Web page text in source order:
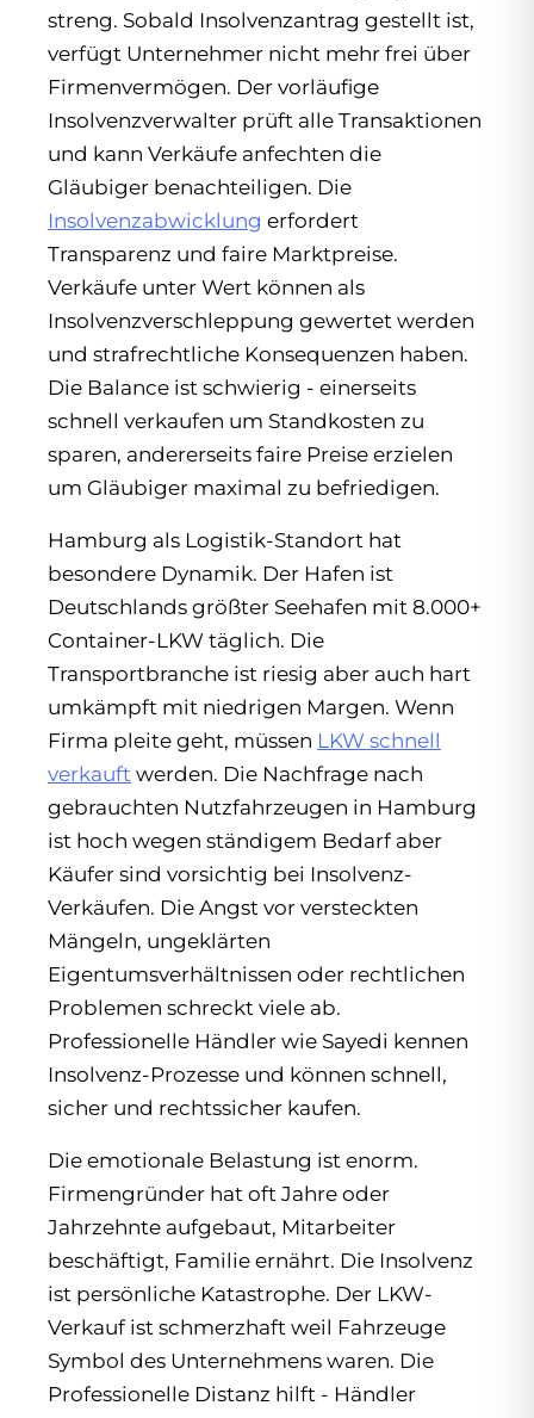
streng. Sobald Insolvenzantrag gestellt ist,
verfügt Unternehmer nicht mehr frei über
Firmenvermögen. Der vorläufige
Insolvenzverwalter prüft alle Transaktionen
und kann Verkäufe anfechten die
Gläubiger benachteiligen. Die
Insolvenzabwicklung erfordert
Transparenz und faire Marktpreise.
Verkäufe unter Wert können als
Insolvenzverschleppung gewertet werden
und strafrechtliche Konsequenzen haben.
Die Balance ist schwierig - einerseits
schnell verkaufen um Standkosten zu
sparen, andererseits faire Preise erzielen
um Gläubiger maximal zu befriedigen.
Hamburg als Logistik-Standort hat
besondere Dynamik. Der Hafen ist
Deutschlands größter Seehafen mit 8.000+
Container-LKW täglich. Die
Transportbranche ist riesig aber auch hart
umkämpft mit niedrigen Margen. Wenn
Firma pleite geht, müssen LKW schnell
verkauft werden. Die Nachfrage nach
gebrauchten Nutzfahrzeugen in Hamburg
ist hoch wegen ständigem Bedarf aber
Käufer sind vorsichtig bei Insolvenz-
Verkäufen. Die Angst vor versteckten
Mängeln, ungeklärten
Eigentumsverhältnissen oder rechtlichen
Problemen schreckt viele ab.
Professionelle Händler wie Sayedi kennen
Insolvenz-Prozesse und können schnell,
sicher und rechtssicher kaufen.
Die emotionale Belastung ist enorm.
Firmengründer hat oft Jahre oder
Jahrzehnte aufgebaut, Mitarbeiter
beschäftigt, Familie ernährt. Die Insolvenz
ist persönliche Katastrophe. Der LKW-
Verkauf ist schmerzhaft weil Fahrzeuge
Symbol des Unternehmens waren. Die
Professionelle Distanz hilft - Händler